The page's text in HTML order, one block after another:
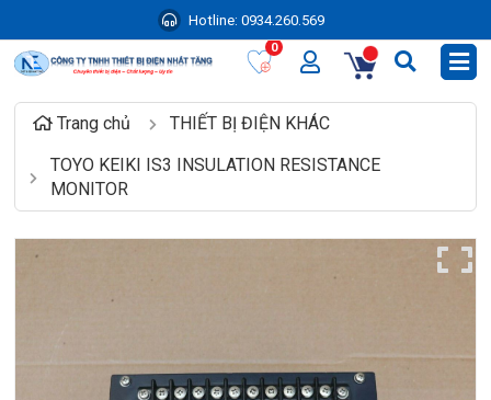
Hotline: 0934.260.569
0
Trang chủ
THIẾT BỊ ĐIỆN KHÁC
TOYO KEIKI IS3 INSULATION RESISTANCE
MONITOR